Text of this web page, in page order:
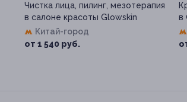
Чистка лица, пилинг, мезотерапия
в салоне красоты Glowskin
Китай-город
от 1 540 руб.
в